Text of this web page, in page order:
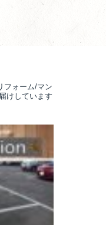
フォーム/マン
けしています